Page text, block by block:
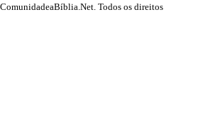
Todos os direitos